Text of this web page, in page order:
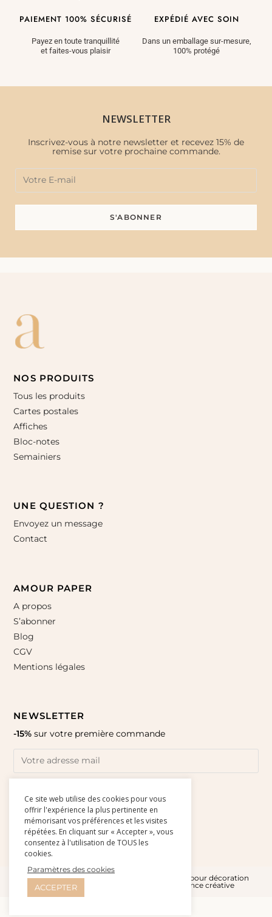
PAIEMENT 100% SÉCURISÉ
Payez en toute tranquillité
et faites-vous plaisir
EXPÉDIÉ AVEC SOIN
Dans un emballage sur-mesure,
100% protégé
NEWSLETTER
Inscrivez-vous à notre newsletter et recevez 15% de
remise sur votre prochaine commande.
NOS PRODUITS
Tous les produits
Cartes postales
Affiches
Bloc-notes
Semainiers
UNE QUESTION ?
Envoyez un message
Contact
AMOUR PAPER
A propos
S’abonner
Blog
CGV
Mentions légales
NEWSLETTER
-15% sur votre première commande
© Amour Paper 2015-2026 l Affiches et cartes pour décoration
murale - Site réalisé par
Studio Doré - Agence créative
Ce site web utilise des cookies pour vous
offrir l'expérience la plus pertinente en
mémorisant vos préférences et les visites
répétées. En cliquant sur « Accepter », vous
consentez à l'utilisation de TOUS les
cookies.
Paramètres des cookies
ACCEPTER